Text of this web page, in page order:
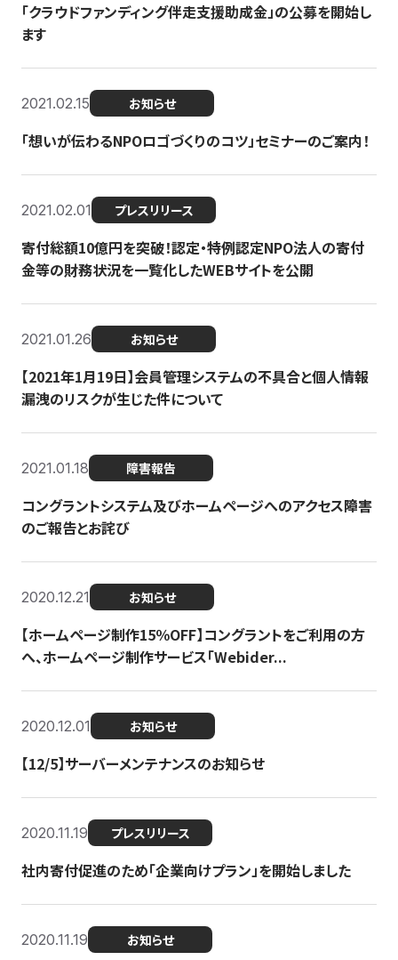
「クラウドファンディング伴走支援助成金」の公募を開始し
ます
2021.02.15 お知らせ
「想いが伝わるNPOロゴづくりのコツ」セミナーのご案内！
2021.02.01 プレスリリース
寄付総額10億円を突破！認定・特例認定NPO法人の寄付
金等の財務状況を一覧化したWEBサイトを公開
2021.01.26 お知らせ
【2021年1月19日】会員管理システムの不具合と個人情報
漏洩のリスクが生じた件について
2021.01.18 障害報告
コングラントシステム及びホームページへのアクセス障害
のご報告とお詫び
2020.12.21 お知らせ
【ホームページ制作15％OFF】コングラントをご利用の方
へ、ホームページ制作サービス「Webider...
2020.12.01 お知らせ
【12/5】サーバーメンテナンスのお知らせ
2020.11.19 プレスリリース
社内寄付促進のため「企業向けプラン」を開始しました
2020.11.19 お知らせ